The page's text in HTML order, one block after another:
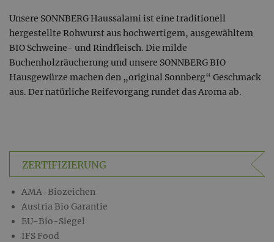
Unsere SONNBERG Haussalami ist eine traditionell
hergestellte Rohwurst aus hochwertigem, ausgewähltem
BIO Schweine- und Rindfleisch. Die milde
Buchenholzräucherung und unsere SONNBERG BIO
Hausgewürze machen den „original Sonnberg“ Geschmack
aus. Der natürliche Reifevorgang rundet das Aroma ab.
ZERTIFIZIERUNG
AMA-Biozeichen
Austria Bio Garantie
EU-Bio-Siegel
IFS Food